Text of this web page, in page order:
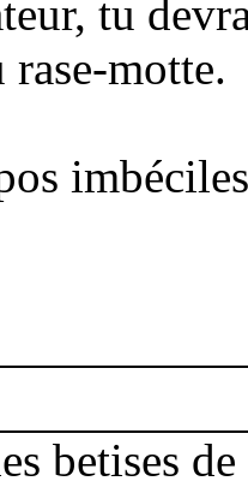
tu
motte.
betises